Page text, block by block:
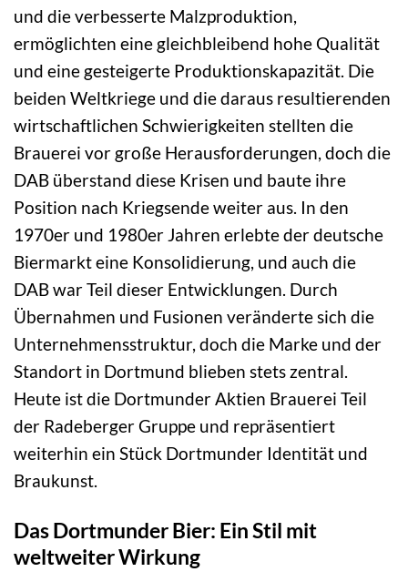
und die verbesserte Malzproduktion,
ermöglichten eine gleichbleibend hohe Qualität
und eine gesteigerte Produktionskapazität. Die
beiden Weltkriege und die daraus resultierenden
wirtschaftlichen Schwierigkeiten stellten die
Brauerei vor große Herausforderungen, doch die
DAB überstand diese Krisen und baute ihre
Position nach Kriegsende weiter aus. In den
1970er und 1980er Jahren erlebte der deutsche
Biermarkt eine Konsolidierung, und auch die
DAB war Teil dieser Entwicklungen. Durch
Übernahmen und Fusionen veränderte sich die
Unternehmensstruktur, doch die Marke und der
Standort in Dortmund blieben stets zentral.
Heute ist die Dortmunder Aktien Brauerei Teil
der Radeberger Gruppe und repräsentiert
weiterhin ein Stück Dortmunder Identität und
Braukunst.
Das Dortmunder Bier: Ein Stil mit
weltweiter Wirkung